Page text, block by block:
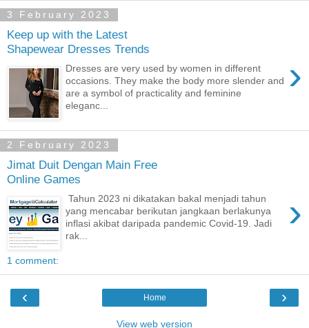
3 February 2023
Keep up with the Latest
Shapewear Dresses Trends
›
Dresses are very used by women in different
occasions. They make the body more slender and
are a symbol of practicality and feminine
eleganc...
2 February 2023
Jimat Duit Dengan Main Free
Online Games
›
Tahun 2023 ni dikatakan bakal menjadi tahun
yang mencabar berikutan jangkaan berlakunya
inflasi akibat daripada pandemic Covid-19. Jadi
rak...
1 comment:
‹ ›
Home
View web version